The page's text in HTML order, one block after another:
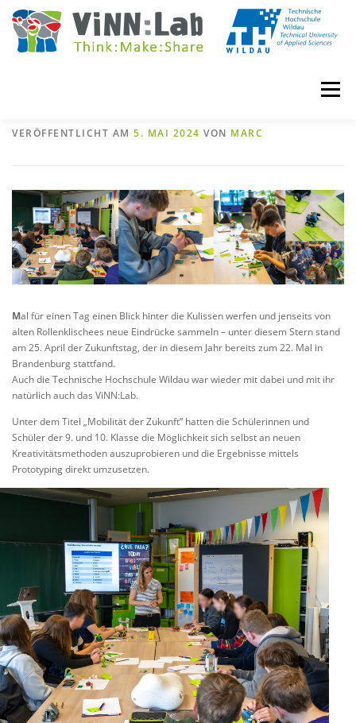
Zum
Inhalt
springen
Menü
EVENTS WIKI UNIVERSITY COURSES
BOOKING IMPRINT
VERÖFFENTLICHT AM 5. MAI 2024 VON MARC
Mal für einen Tag einen Blick hinter die Kulissen werfen und jenseits von
alten Rollenklischees neue Eindrücke sammeln – unter diesem Stern stand
am 25. April der Zukunftstag, der in diesem Jahr bereits zum 22. Mal in
Brandenburg stattfand.
Auch die Technische Hochschule Wildau war wieder mit dabei und mit ihr
natürlich auch das ViNN:Lab.
Unter dem Titel „Mobilität der Zukunft“ hatten die Schülerinnen und
Schüler der 9. und 10. Klasse die Möglichkeit sich selbst an neuen
Kreativitätsmethoden auszuprobieren und die Ergebnisse mittels
Prototyping direkt umzusetzen.